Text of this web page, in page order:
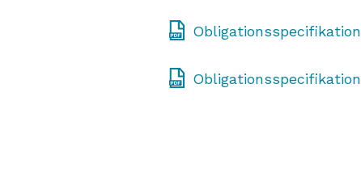
Obligationsspecifikation
Obligationsspecifikation